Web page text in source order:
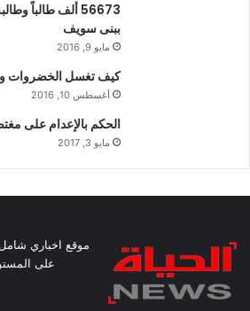
56673 ألف طالباً
ببنى سويف
مايو 9, 2016
كيف تغسل الخضروات
أغسطس 10, 2016
الحكم بالإعدام على
مايو 3, 2017
موقع اخباري
على